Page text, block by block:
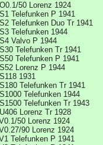
50 Lorenz 1924
Telefunken P 1941
Telefunken Duo Tr 1941
Telefunken 1944
Valvo P 1944
Telefunken Tr 1941
Telefunken P 1941
Lorenz P 1944
1931
Telefunken Tr 1941
Telefunken 1944
Telefunken Tr 1943
Lorenz Tr 1928
50 Lorenz 1924
90 Lorenz 1924
Telefunken P 1941